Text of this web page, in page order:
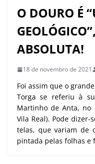
O DOURO É
ABSOLUTA!
18 de novembro de 2021
Foi assim que o
Torga se referiu à
Martinho de Anta, no
Vila Real). Pode
telas, que variam de
pintada pelas folhas e